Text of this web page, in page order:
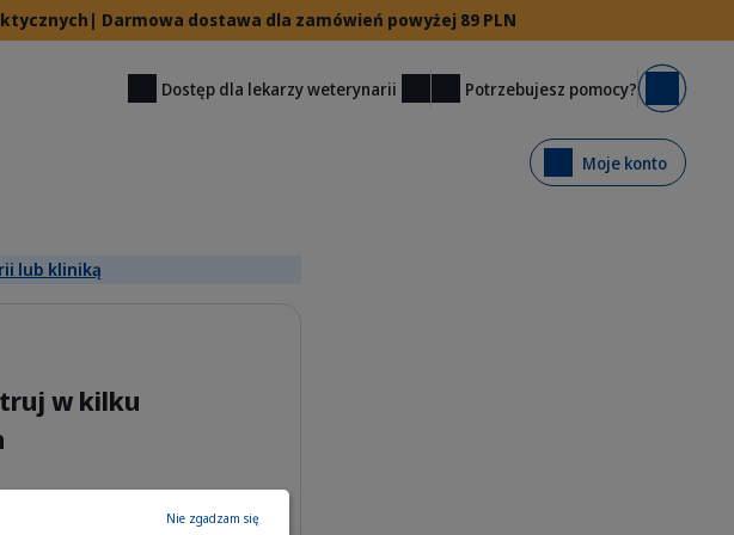
Darmowa dostawa dla zamówień powyżej 89 PLN
Dostęp dla lekarzy weterynarii Potrzebujesz pomocy? Koszyk
Moje konto
lub kliniką
w kilku
Nie zgadzam się